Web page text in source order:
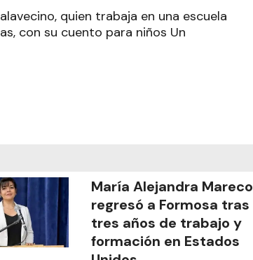
quien trabaja en una escuela
con su cuento para niños Un
María Alejandra Mareco
regresó a Formosa tras
tres años de trabajo y
formación en Estados